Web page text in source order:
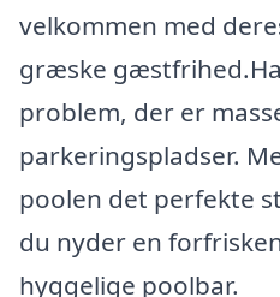
velkommen med
græske
problem, der er
parkeringspladser.
poolen det perfekte
du nyder en
hyggelige poolbar.